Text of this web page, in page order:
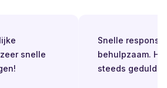
snelle
Snelle respons.
behulpzaam.
steeds geduldig.